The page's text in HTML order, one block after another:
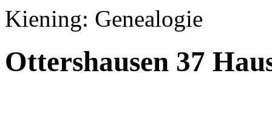
Kiening: Genealogie
Ottershausen 37